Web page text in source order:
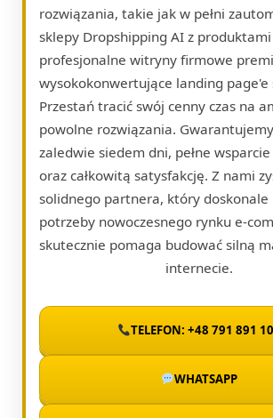
rozwiązania, takie jak w pełni
sklepy Dropshipping AI z
profesjonalne witryny firmowe
wysokokonwertujące landing page'e
Przestań tracić swój cenny czas na
powolne rozwiązania.
zaledwie siedem dni, pełne
oraz całkowitą satysfakcję. Z nami
solidnego partnera, który doskonale
potrzeby nowoczesnego rynku e-
skutecznie pomaga budować silną
internecie.
TELEFON: +48 791 891
WHATSAPP